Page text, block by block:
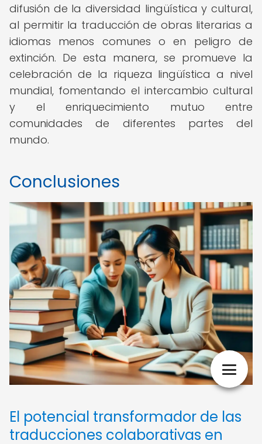
difusión de la diversidad lingüística y cultural,
al permitir la traducción de obras literarias a
idiomas menos comunes o en peligro de
extinción. De esta manera, se promueve la
celebración de la riqueza lingüística a nivel
mundial, fomentando el intercambio cultural
y el enriquecimiento mutuo entre
comunidades de diferentes partes del
mundo.
Conclusiones
El potencial transformador de las
traducciones colaborativas en